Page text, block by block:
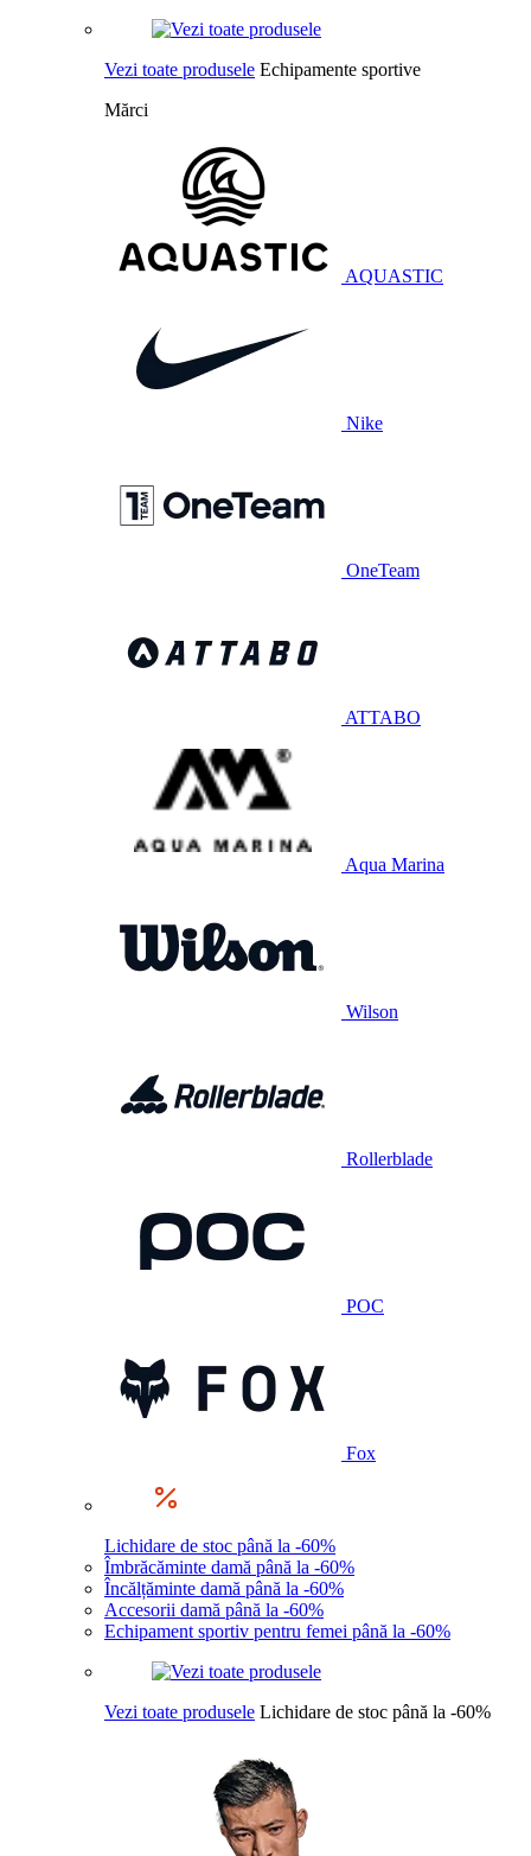
Vezi toate produsele Echipamente sportive
Mărci
AQUASTIC
Nike
OneTeam
ATTABO
Aqua Marina
Wilson
Rollerblade
POC
Fox
Lichidare de stoc până la -60%
Îmbrăcăminte damă până la -60%
Încălțăminte damă până la -60%
Accesorii damă până la -60%
Echipament sportiv pentru femei până la -60%
Vezi toate produsele Lichidare de stoc până la -60%